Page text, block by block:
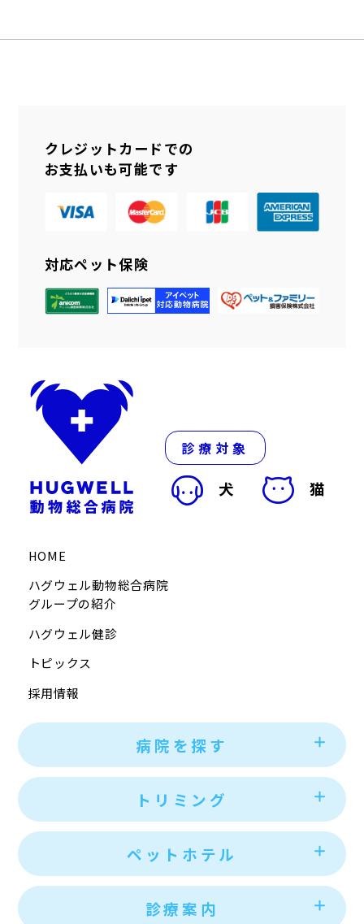
クレジットカードでの
お支払いも可能です
対応ペット保険
診療対象
犬 猫
HOME
ハグウェル動物総合病院
グループの紹介
ハグウェル健診
トピックス
採用情報
病院を探す
トリミング
ペットホテル
診療案内